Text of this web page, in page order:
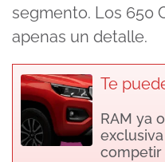
segmento. Los 650
apenas un detalle.
Te
RAM ya
competir